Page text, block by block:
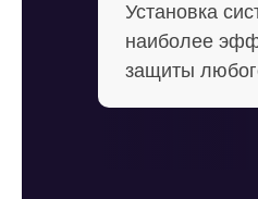
Установка
наиболее
защиты